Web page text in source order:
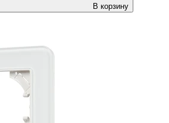
В корзину